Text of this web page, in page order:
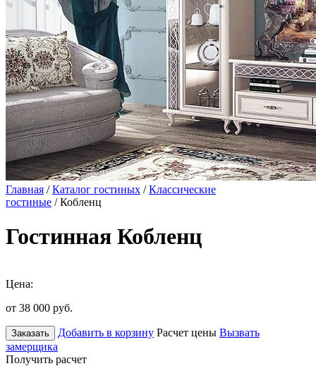
Главная /Каталог гостиных /Классические
гостиные / Кобленц
Гостинная Кобленц
Цена:
от 38 000 руб.
Заказать Добавить в корзину Расчет цены Вызвать
замерщика
Получить расчет